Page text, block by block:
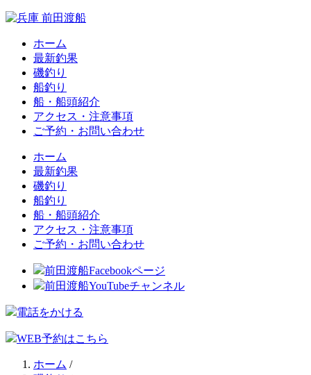
ホーム
最新釣果
磯釣り
船釣り
船・船頭紹介
アクセス・注意事項
ご予約・お問い合わせ
ホーム
最新釣果
磯釣り
船釣り
船・船頭紹介
アクセス・注意事項
ご予約・お問い合わせ
前田渡船Facebookページ
前田渡船YouTubeチャンネル
電話をかける
WEB予約はこちら
ホーム /